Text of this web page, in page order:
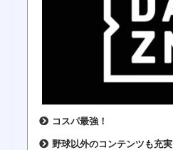
コスパ最強！
野球以外のコンテンツも充実